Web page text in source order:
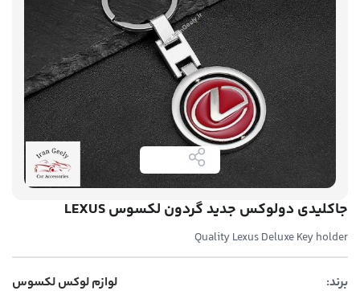
جاکلیدی دولوکس جدید گردون لکسوس LEXUS
Quality Lexus Deluxe Key holder
برند: لوازم لوکس لکسوس